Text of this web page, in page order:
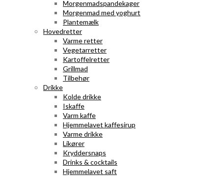
Morgenmadspandekager
Morgenmad med yoghurt
Plantemælk
Hovedretter
Varme retter
Vegetarretter
Kartoffelretter
Grillmad
Tilbehør
Drikke
Kolde drikke
Iskaffe
Varm kaffe
Hjemmelavet kaffesirup
Varme drikke
Likører
Kryddersnaps
Drinks & cocktails
Hjemmelavet saft